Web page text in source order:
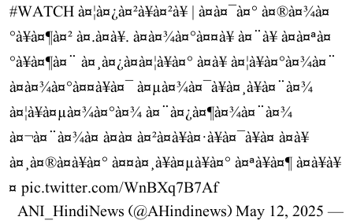
#WATCHà¤¦à¤¿à¤²à¥à¤²à¥ | à¤à¤¯à¤° à¤®à¤¾à¤
°à¥à¤¶à¤² à¤.à¤à¥. à¤­à¤¾à¤°à¤¤à¥ à¤¨à¥ à¤à¤ªà¤
°à¥à¤¶à¤¨ à¤¸à¤¿à¤à¤¦à¥à¤° à¤à¥ à¤¦à¥à¤°à¤¾à¤¨
à¤­à¤¾à¤°à¤¤à¥à¤¯ à¤µà¤¾à¤¯à¥à¤¸à¥à¤¨à¤¾
à¤¦à¥à¤µà¤¾à¤°à¤¾ à¤¨à¤¿à¤¶à¤¾à¤¨à¤¾
à¤¬à¤¨à¤¾à¤ à¤à¤ à¤²à¤à¥à¤·à¥à¤¯à¥à¤ à¤à¥
à¤¸à¤®à¤à¥à¤° à¤¤à¤¸à¥à¤µà¥à¤° à¤ªà¥à¤¶ à¤à¥à¥
¤ pic.twitter.com/WnBXq7B7Af
— ANI_HindiNews (@AHindinews)
May 12, 2025